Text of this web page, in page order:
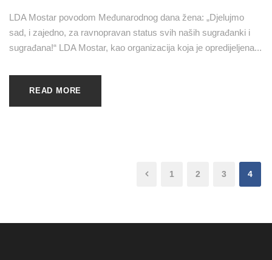
LDA Mostar povodom Međunarodnog dana žena: „Djelujmo
sad, i zajedno, za ravnopravan status svih naših sugrađanki i
sugrađana!“ LDA Mostar, kao organizacija koja je opredijeljena...
READ MORE
1 2 3 4